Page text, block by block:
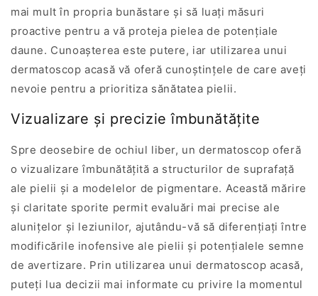
mai mult în propria bunăstare și să luați măsuri
proactive pentru a vă proteja pielea de potențiale
daune. Cunoașterea este putere, iar utilizarea unui
dermatoscop acasă vă oferă cunoștințele de care aveți
nevoie pentru a prioritiza sănătatea pielii.
Vizualizare și precizie îmbunătățite
Spre deosebire de ochiul liber, un dermatoscop oferă
o vizualizare îmbunătățită a structurilor de suprafață
ale pielii și a modelelor de pigmentare. Această mărire
și claritate sporite permit evaluări mai precise ale
alunițelor și leziunilor, ajutându-vă să diferențiați între
modificările inofensive ale pielii și potențialele semne
de avertizare. Prin utilizarea unui dermatoscop acasă,
puteți lua decizii mai informate cu privire la momentul